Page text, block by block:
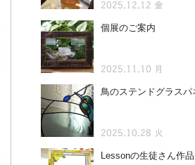
2025.12.12 金
個展のご案内
2025.11.10 月
鳥のステンドグラスパ
2025.10.28 火
Lessonの生徒さん作品